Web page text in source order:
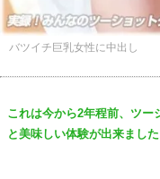
バツイチ巨乳女性に中出し
これは今から2年程前、ツー
と美味しい体験が出来ました